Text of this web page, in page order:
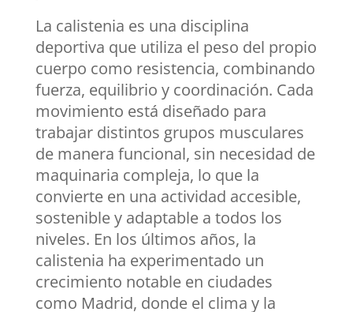
La calistenia es una disciplina
deportiva que utiliza el peso del propio
cuerpo como resistencia, combinando
fuerza, equilibrio y coordinación. Cada
movimiento está diseñado para
trabajar distintos grupos musculares
de manera funcional, sin necesidad de
maquinaria compleja, lo que la
convierte en una actividad accesible,
sostenible y adaptable a todos los
niveles. En los últimos años, la
calistenia ha experimentado un
crecimiento notable en ciudades
como Madrid, donde el clima y la